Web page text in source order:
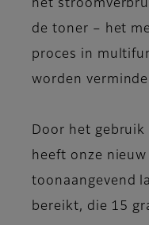
het
de toner – het
proces in
worden
Door het
heeft onze
toonaangevend
bereikt, die 15